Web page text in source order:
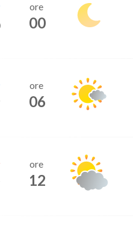
ore
00
ore
06
ore
12